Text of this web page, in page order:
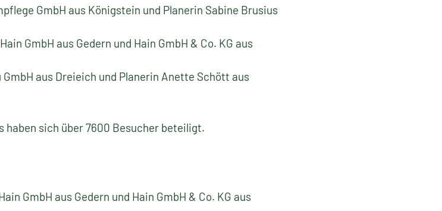
GmbH aus Königstein und Planerin Sabine Brusius
GmbH aus Gedern und Hain GmbH & Co. KG aus
aus Dreieich und Planerin Anette Schött aus
sich über 7600 Besucher beteiligt.
GmbH aus Gedern und Hain GmbH & Co. KG aus